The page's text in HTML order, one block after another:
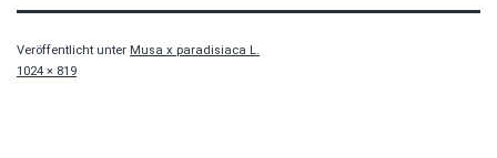
Veröffentlicht unter Musa x paradisiaca L.
Originalgröße
1024 × 819